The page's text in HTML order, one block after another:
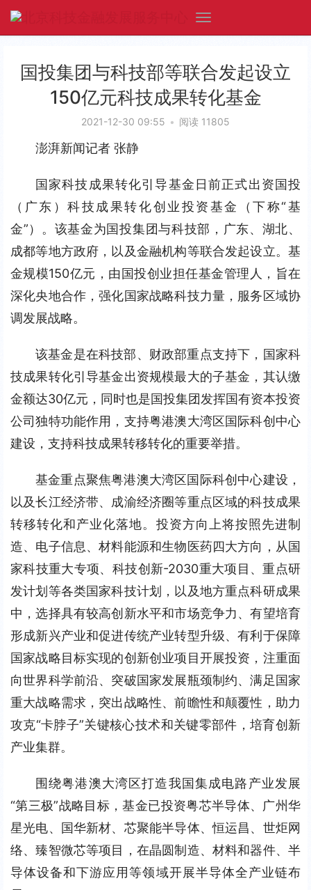
国投集团与科技部等联合发起设立
150亿元科技成果转化基金
2021-12-30 09:55 • 阅读 11805
澎湃新闻记者 张静
国家科技成果转化引导基金日前正式出资国投
（广东）科技成果转化创业投资基金（下称“基
金”）。该基金为国投集团与科技部，广东、湖北、
成都等地方政府，以及金融机构等联合发起设立。基
金规模150亿元，由国投创业担任基金管理人，旨在
深化央地合作，强化国家战略科技力量，服务区域协
调发展战略。
该基金是在科技部、财政部重点支持下，国家科
技成果转化引导基金出资规模最大的子基金，其认缴
金额达30亿元，同时也是国投集团发挥国有资本投资
公司独特功能作用，支持粤港澳大湾区国际科创中心
建设，支持科技成果转移转化的重要举措。
基金重点聚焦粤港澳大湾区国际科创中心建设，
以及长江经济带、成渝经济圈等重点区域的科技成果
转移转化和产业化落地。投资方向上将按照先进制
造、电子信息、材料能源和生物医药四大方向，从国
家科技重大专项、科技创新-2030重大项目、重点研
发计划等各类国家科技计划，以及地方重点科研成果
中，选择具有较高创新水平和市场竞争力、有望培育
形成新兴产业和促进传统产业转型升级、有利于保障
国家战略目标实现的创新创业项目开展投资，注重面
向世界科学前沿、突破国家发展瓶颈制约、满足国家
重大战略需求，突出战略性、前瞻性和颠覆性，助力
攻克“卡脖子”关键核心技术和关键零部件，培育创新
产业集群。
围绕粤港澳大湾区打造我国集成电路产业发展
“第三极”战略目标，基金已投资粤芯半导体、广州华
星光电、国华新材、芯聚能半导体、恒运昌、世炬网
络、臻智微芯等项目，在晶圆制造、材料和器件、半
导体设备和下游应用等领域开展半导体全产业链布